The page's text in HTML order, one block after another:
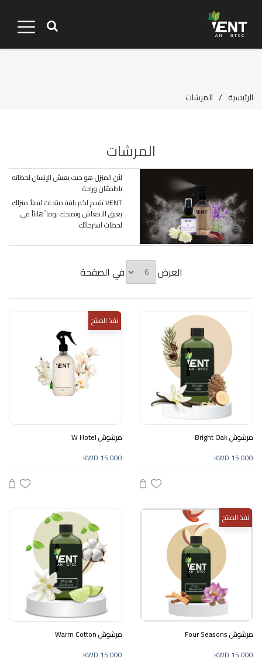
الرئيسية / المرشات
المرشات
لأن المنزل هو حيث يعيش الإنسان لحظاته
باطمئنان وراحة
VENT تقدم لكم باقة منتجات لتملأ منزلك
بعبق الانتعاش وتمنحك نوما ًهانئاً في
لحظات استرخائك
العرض في الصفحة
مرشوش Bright Oak
KWD 15.000
نفذ المنتج
مرشوش W Hotel
KWD 15.000
نفذ المنتج
مرشوش Four Seasons
KWD 15.000
مرشوش Warm Cotton
KWD 15.000